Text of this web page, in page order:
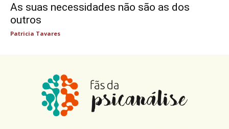
As suas necessidades não são as dos
outros
Patricia Tavares